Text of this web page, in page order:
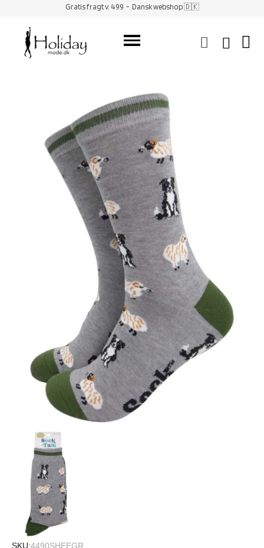
Gratis fragt v. 499 - Dansk webshop 🇩🇰
SKU 4490SHEEGR